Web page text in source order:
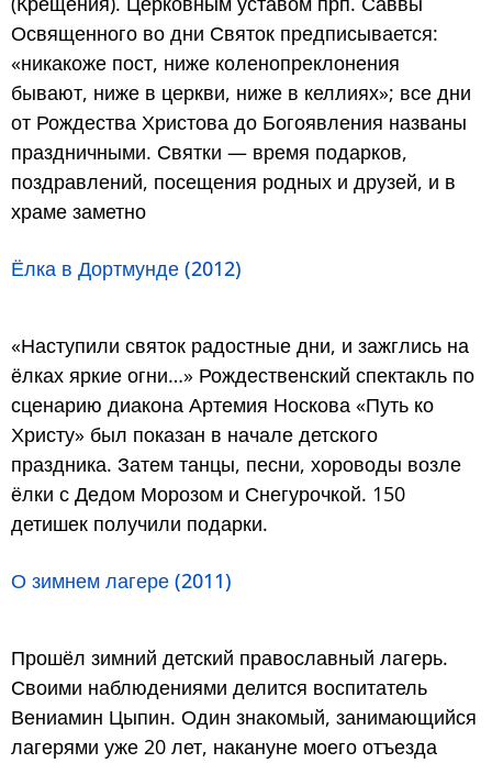
Освященного во дни Святок предписывается:
«никакоже пост, ниже коленопреклонения
бывают, ниже в церкви, ниже в келлиях»; все дни
от Рождества Христова до Богоявления названы
праздничными. Святки — время подарков,
поздравлений, посещения родных и друзей, и в
храме заметно
Ёлка в Дортмунде (2012)
«Наступили святок радостные дни, и зажглись на
ёлках яркие огни…» Рождественский спектакль по
сценарию диакона Артемия Носкова «Путь ко
Христу» был показан в начале детского
праздника. Затем танцы, песни, хороводы возле
ёлки с Дедом Морозом и Снегурочкой. 150
детишек получили подарки.
О зимнем лагере (2011)
Прошёл зимний детский православный лагерь.
Своими наблюдениями делится воспитатель
Вениамин Цыпин. Один знакомый, занимающийся
лагерями уже 20 лет, накануне моего отъезда